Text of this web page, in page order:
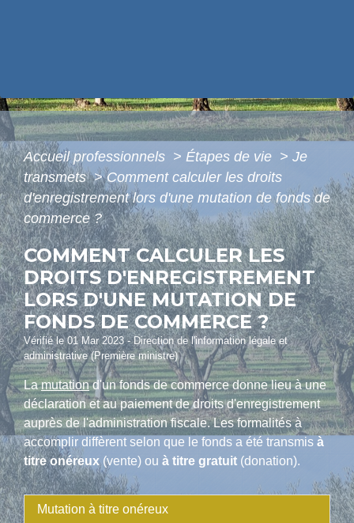
Accueil professionnels > Étapes de vie > Je
transmets> Comment calculer les droits
d'enregistrement lors d'une mutation de fonds de
commerce ?
COMMENT CALCULER LES
DROITS D'ENREGISTREMENT
LORS D'UNE MUTATION DE
FONDS DE COMMERCE ?
Vérifié le 01 Mar 2023 - Direction de l'information légale et
administrative (Première ministre)
Lamutationd'un fonds de commerce donne lieu à une
déclaration et au paiement de droits d'enregistrement
auprès de l'administration fiscale. Les formalités à
accomplir diffèrent selon que le fonds a été transmis à
titre onéreux (vente) ou à titre gratuit (donation).
Mutation à titre onéreux